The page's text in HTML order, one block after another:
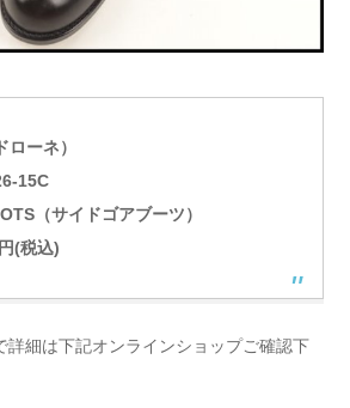
ーネ）
15C
（サイドゴアブーツ）
(税込)
細は下記オンラインショップご確認下